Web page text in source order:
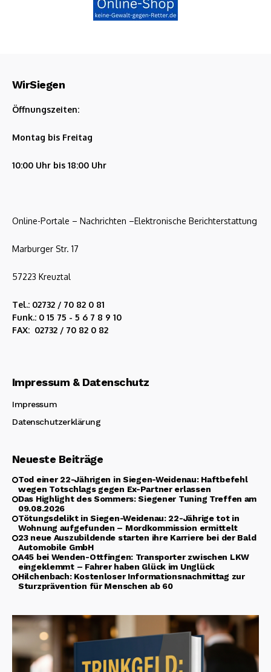
WirSiegen
Öffnungszeiten:
Montag bis Freitag
10:00 Uhr bis 18:00 Uhr
Online-Portale – Nachrichten –Elektronische Berichterstattung
Marburger Str. 17
57223 Kreuztal
Tel.: 02732 / 70 82 0 81
Funk.: 0 15 75 - 5 6 7 8 9 10
FAX: 02732 / 70 82 0 82
Impressum & Datenschutz
Impressum
Datenschutzerklärung
Neueste Beiträge
Tod einer 22-Jährigen in Siegen-Weidenau: Haftbefehl
wegen Totschlags gegen Ex-Partner erlassen
Das Highlight des Sommers: Siegener Tuning Treffen am
09.08.2026
Tötungsdelikt in Siegen-Weidenau: 22-Jährige tot in
Wohnung aufgefunden – Mordkommission ermittelt
23 neue Auszubildende starten ihre Karriere bei der Bald
Automobile GmbH
A45 bei Wenden-Ottfingen: Transporter zwischen LKW
eingeklemmt – Fahrer haben Glück im Unglück
Hilchenbach: Kostenloser Informationsnachmittag zur
Sturzprävention für Menschen ab 60